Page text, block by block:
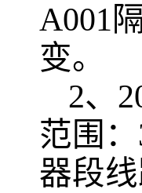
A001
变。
2、
范围
器段